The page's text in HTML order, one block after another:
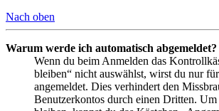
Nach oben
Warum werde ich automatisch abgemeldet?
Wenn du beim Anmelden das
bleiben“ nicht auswählst, wirst du nur
angemeldet. Dies verhindert den
Benutzerkontos durch einen Dritten. Um